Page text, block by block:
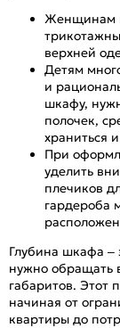
Женщинам
верхней
Детям
и
шкафу,
полочек,
храниться
При
уделить
плечиков
гардероба
Глубина шкафа –
нужно обращать
габаритов. Этот
начиная от
квартиры до